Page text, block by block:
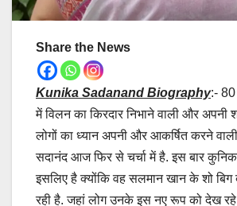
Share the News
Kunika Sadanand Biography:-
में विलन का किरदार निभाने वाली और अपनी
लोगों का ध्यान अपनी और आकर्षित करने
सदानंद आज फिर से चर्चा में है. इस बार
इसलिए है क्योंकि वह सलमान खान के शो
रही है. जहां लोग उनके इस नए रूप को देख